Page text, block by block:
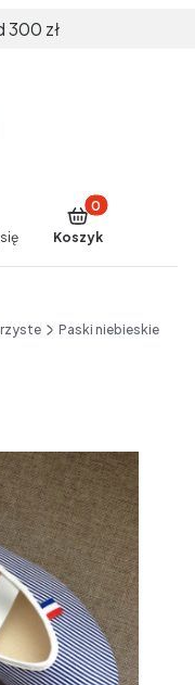
300 zł
Produkty w
Koszyk
Paski niebieskie